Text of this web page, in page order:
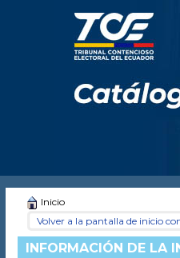
Inicio
Volver a la pantalla de inicio
INFORMACIÓN DE LA